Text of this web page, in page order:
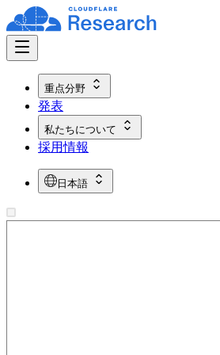
重点分野
発表
私たちについて
採用情報
日本語